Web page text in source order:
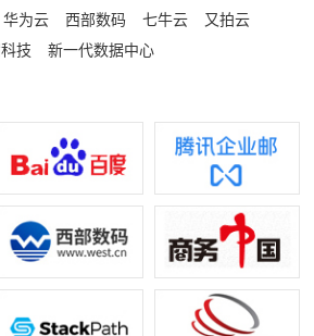
华为云 西部数码 七牛云
又拍云
技 新一代数据中心